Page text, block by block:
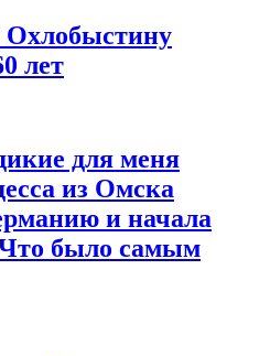
лет
для меня
из Омска
и начала
было самым